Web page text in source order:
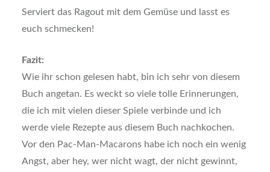
Serviert das Ragout mit dem Gemüse und lasst es
euch schmecken!
Fazit:
Wie ihr schon gelesen habt, bin ich sehr von diesem
Buch angetan. Es weckt so viele tolle Erinnerungen,
die ich mit vielen dieser Spiele verbinde und ich
werde viele Rezepte aus diesem Buch nachkochen.
Vor den Pac-Man-Macarons habe ich noch ein wenig
Angst, aber hey, wer nicht wagt, der nicht gewinnt,